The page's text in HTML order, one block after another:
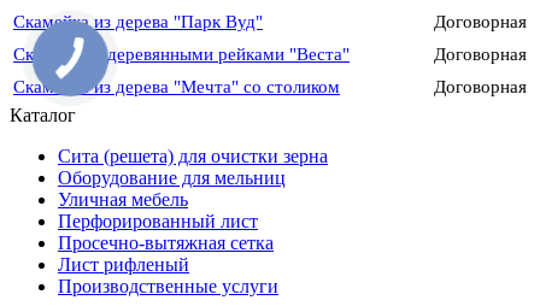
Скамейка из дерева "Парк Вуд"
Договорная
Скамейка с деревянными рейками "Веста"
Договорная
Скамейка из дерева "Мечта" со столиком
Договорная
Каталог
Сита (решета) для очистки зерна
Оборудование для мельниц
Уличная мебель
Перфорированный лист
Просечно-вытяжная сетка
Лист рифленый
Производственные услуги